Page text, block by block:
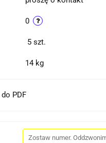
0
5 szt.
14 kg
PDF